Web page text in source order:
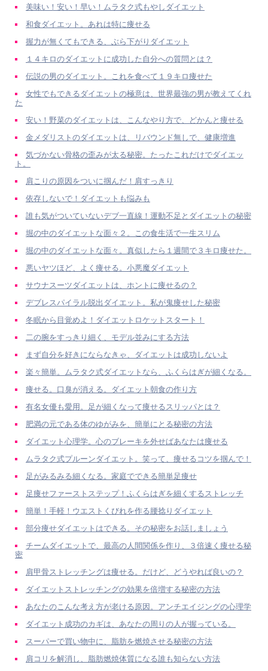
美味い！安い！早い！ムラタク式もやしダイエット
和食ダイエット。あれは特に痩せる
握力が無くてもできる、ぶら下がりダイエット
１４キロのダイエットに成功した自分への質問とは？
伝説の男のダイエット。これを食べて１９キロ痩せた
女性でもできるダイエットの極意は、世界最強の男が教えてくれ
た
安い！野菜のダイエットは、こんなやり方で、どかんと痩せる
金メダリストのダイエットは、リバウンド無しで、健康増進
気づかない骨格の歪みが太る秘密。たったこれだけでダイエッ
ト。
肩こりの原因をついに掴んだ！肩すっきり
依存しないで！ダイエットも悩みも
誰も気がついていないデブ一直線！運動不足とダイエットの秘密
堀の中のダイエットな面々２。この食生活で一生スリム
堀の中のダイエットな面々。真似したら１週間で３キロ痩せた。
悪いヤツほど、よく痩せる。小悪魔ダイエット
サウナスーツダイエットは、ホントに痩せるの？
デブレスパイラル脱出ダイエット。私が鬼痩せした秘密
冬眠から目覚めよ！ダイエットロケットスタート！
二の腕をすっきり細く、モデル並みにする方法
まず自分を好きにならなきゃ、ダイエットは成功しないよ
楽々簡単。ムラタク式ダイエットなら、ふくらはぎが細くなる。
痩せる。口臭が消える。ダイエット朝食の作り方
有名女優も愛用。足が細くなって痩せるスリッパとは？
肥満の元である体のゆがみを、簡単にとる秘密の方法
ダイエット心理学。心のブレーキを外せばあなたは痩せる
ムラタク式プルーンダイエット。笑って、痩せるコツを掴んで！
足がみるみる細くなる。家庭でできる簡単足痩せ
足痩せファーストステップ！ふくらはぎを細くするストレッチ
簡単！手軽！ウエストくびれを作る腰捻りダイエット
部分痩せダイエットはできる。その秘密をお話しましょう
チームダイエットで、最高の人間関係を作り、３倍速く痩せる秘
密
肩甲骨ストレッチングは痩せる。だけど、どうやれば良いの？
ダイエットストレッチングの効果を倍増する秘密の方法
あなたのこんな考え方が老ける原因。アンチエイジングの心理学
ダイエット成功のカギは、あなたの周りの人が握っている。
スーパーで買い物中に、脂肪を燃焼させる秘密の方法
肩コリを解消し、脂肪燃焼体質になる誰も知らない方法